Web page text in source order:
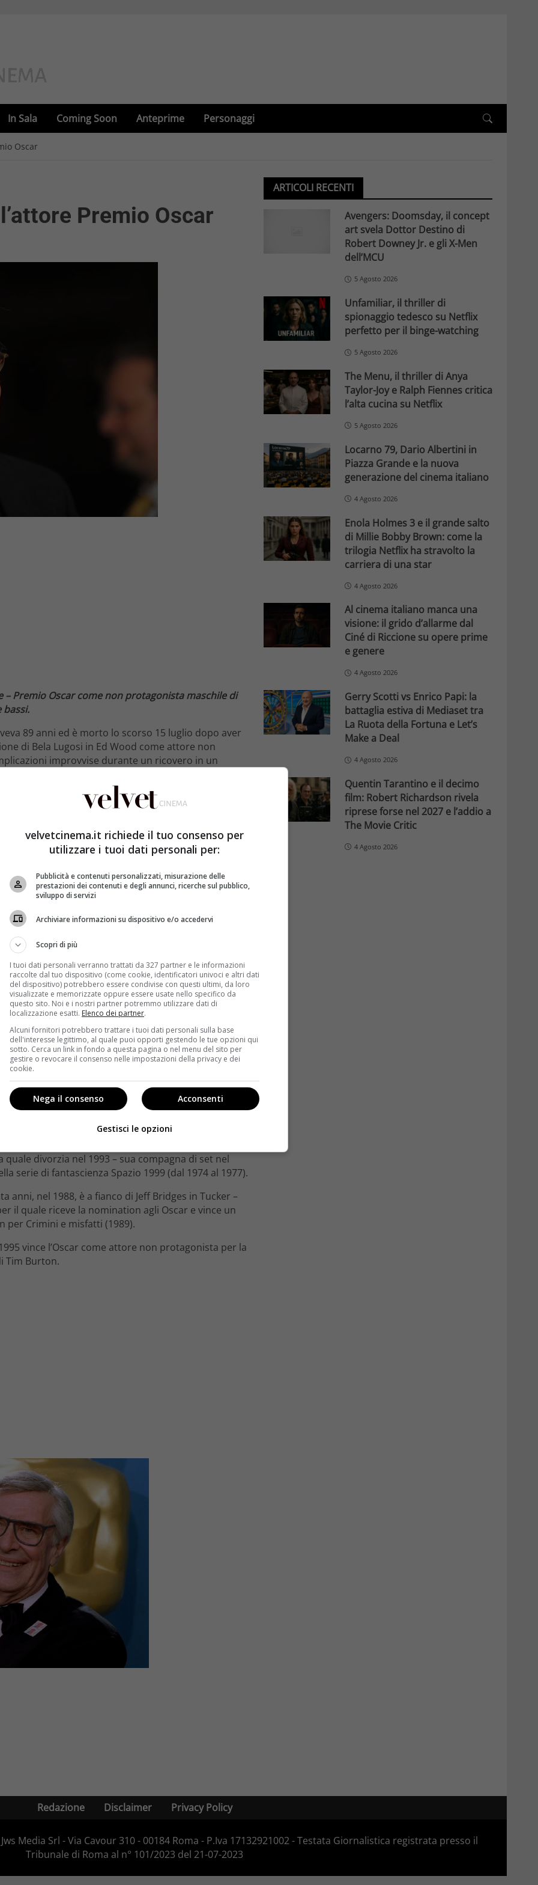
In Sala Coming Soon Anteprime Personaggi
Oscar
Premio Oscar
Premio Oscar come non protagonista maschile di
bassi.
89 anni ed è morto lo scorso 15 luglio dopo aver
di Bela Lugosi in Ed Wood come attore non
improvvise durante un ricovero in un
essere stato John Koenig, il capitano della della
1999, e nelle prime tre stagioni di Missione
stato attore, produttore cinematografico e
immigrati austriaci di origine ebraica, Morris e
e illustratore lo portò a lavorare per il New York
all’età di 23 anni, nel 1951, con Detective Story in un
di recitazione di Lee Strasberg, insieme Steve
Landau vanta quella nel cast di Intrigo
quale divorzia nel 1993 – sua compagna di set nel
serie di fantascienza Spazio 1999 (dal 1974 al 1977).
nel 1988, è a fianco di Jeff Bridges in Tucker –
il quale riceve la nomination agli Oscar e vince un
per Crimini e misfatti (1989).
vince l’Oscar come attore non protagonista per la
Tim Burton.
ARTICOLI RECENTI
Avengers: Doomsday, il concept
art svela Dottor Destino di
Robert Downey Jr. e gli X-Men
dell’MCU
5 Agosto 2026
Unfamiliar, il thriller di
spionaggio tedesco su Netflix
perfetto per il binge-watching
5 Agosto 2026
The Menu, il thriller di Anya
Taylor-Joy e Ralph Fiennes critica
l’alta cucina su Netflix
5 Agosto 2026
Locarno 79, Dario Albertini in
Piazza Grande e la nuova
generazione del cinema italiano
4 Agosto 2026
Enola Holmes 3 e il grande salto
di Millie Bobby Brown: come la
trilogia Netflix ha stravolto la
carriera di una star
4 Agosto 2026
Al cinema italiano manca una
visione: il grido d’allarme dal
Ciné di Riccione su opere prime
e genere
4 Agosto 2026
Gerry Scotti vs Enrico Papi: la
battaglia estiva di Mediaset tra
La Ruota della Fortuna e Let’s
Make a Deal
4 Agosto 2026
Quentin Tarantino e il decimo
film: Robert Richardson rivela
riprese forse nel 2027 e l’addio a
The Movie Critic
4 Agosto 2026
Redazione Disclaimer Privacy Policy
Media Srl - Via Cavour 310 - 00184 Roma - P.Iva 17132921002 - Testata Giornalistica registrata presso il
Tribunale di Roma al n° 101/2023 del 21-07-2023
velvetcinema.it richiede il tuo consenso per
utilizzare i tuoi dati personali per:
Pubblicità e contenuti personalizzati, misurazione delle
prestazioni dei contenuti e degli annunci, ricerche sul pubblico,
sviluppo di servizi
Archiviare informazioni su dispositivo e/o accedervi
Scopri di più
I tuoi dati personali verranno trattati da 327 partner e le informazioni
raccolte dal tuo dispositivo (come cookie, identificatori univoci e altri dati
del dispositivo) potrebbero essere condivise con questi ultimi, da loro
visualizzate e memorizzate oppure essere usate nello specifico da
questo sito. Noi e i nostri partner potremmo utilizzare dati di
localizzazione esatti. Elenco dei partner.
Alcuni fornitori potrebbero trattare i tuoi dati personali sulla base
dell'interesse legittimo, al quale puoi opporti gestendo le tue opzioni qui
sotto. Cerca un link in fondo a questa pagina o nel menu del sito per
gestire o revocare il consenso nelle impostazioni della privacy e dei
cookie.
Acconsenti
Nega il consenso
Gestisci le opzioni